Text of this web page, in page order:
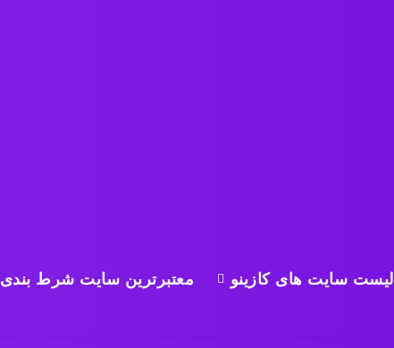
لیست سایت های کازینو معتبرترین سایت شرط بندی